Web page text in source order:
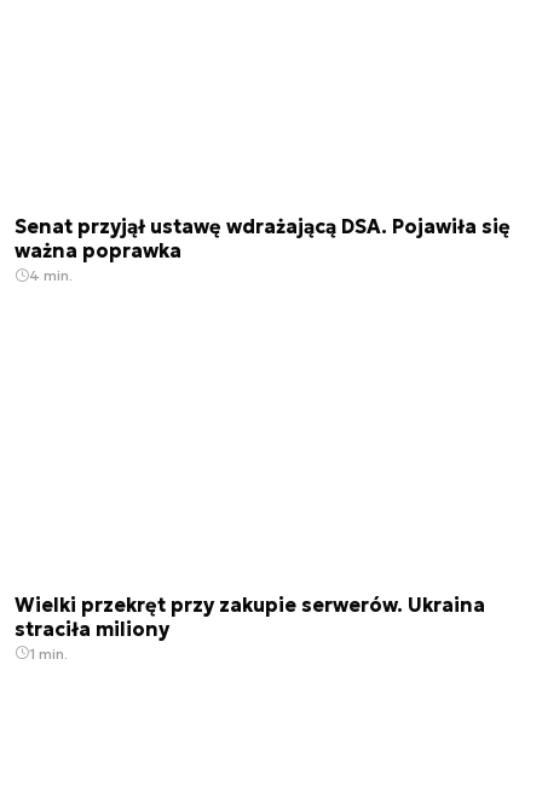
Senat przyjął ustawę wdrażającą DSA. Pojawiła się
ważna poprawka
4 min.
Wielki przekręt przy zakupie serwerów. Ukraina
straciła miliony
1 min.